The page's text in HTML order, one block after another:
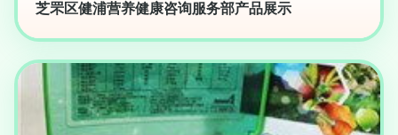
芝罘区健浦营养健康咨询服务部产品展示